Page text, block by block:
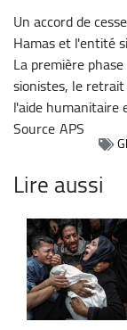
Un accord de
Hamas et l'entité
La première
sionistes, le
l'aide humanitaire
SourceAPS
Lire aussi